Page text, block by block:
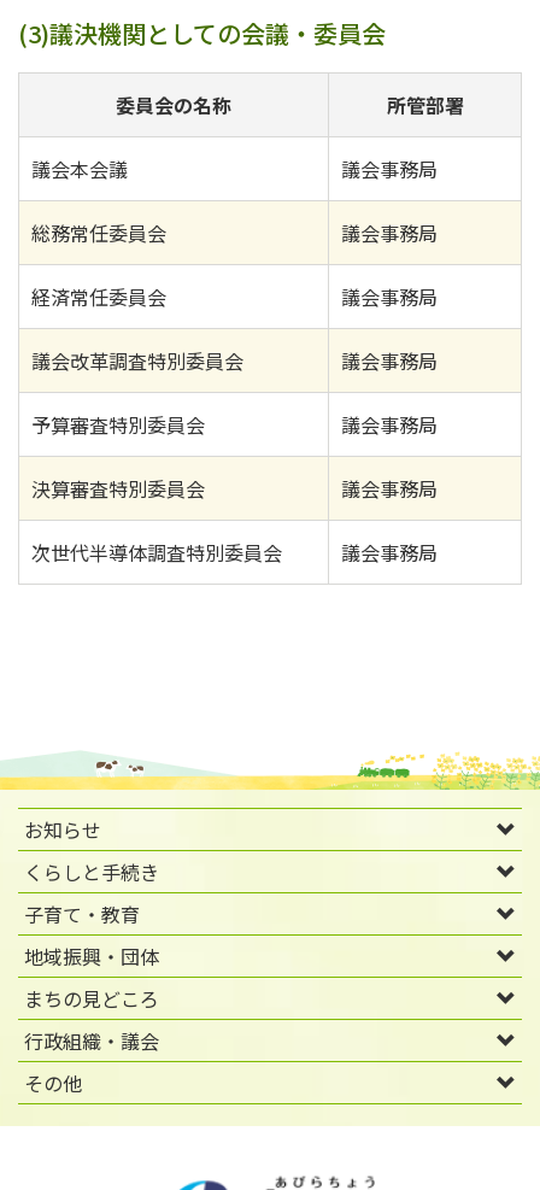
(3)議決機関としての会議・委員会
委員会の名称 所管部署
議会本会議 議会事務局
総務常任委員会 議会事務局
経済常任委員会 議会事務局
議会改革調査特別委員会 議会事務局
予算審査特別委員会 議会事務局
決算審査特別委員会 議会事務局
次世代半導体調査特別委員会 議会事務局
お知らせ
くらしと手続き
子育て・教育
地域振興・団体
まちの見どころ
行政組織・議会
その他